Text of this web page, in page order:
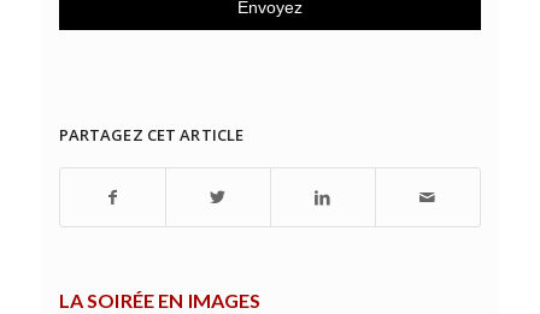
PARTAGEZ CET ARTICLE
LA SOIRÉE EN IMAGES